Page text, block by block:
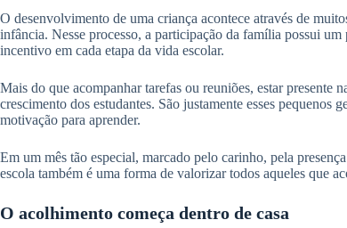
O desenvolvimento de uma criança acontece através de
infância. Nesse processo, a participação da família possui
incentivo em cada etapa da vida escolar.
Mais do que acompanhar tarefas ou reuniões, estar presente
crescimento dos estudantes. São justamente esses
motivação para aprender.
Em um mês tão especial, marcado pelo carinho, pela
escola também é uma forma de valorizar todos aqueles que
O acolhimento começa dentro de casa